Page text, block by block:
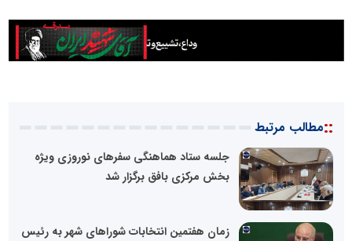
::مطالب مرتبط
جلسه ستاد هماهنگی سفرهای نوروزی ویژه
بخش مرکزی بافق برگزار شد
زمان هفتمین انتخابات شوراهای شهر به رئیس